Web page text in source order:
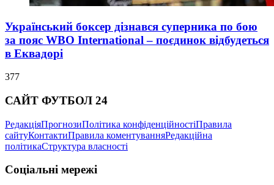
Український боксер дізнався суперника по бою
за пояс WBO International – поєдинок відбудеться
в Еквадорі
377
САЙТ ФУТБОЛ 24
РедакціяПрогнозиПолітика конфіденційностіПравила
сайтуКонтактиПравила коментуванняРедакційна
політикаСтруктура власності
Соціальні мережі